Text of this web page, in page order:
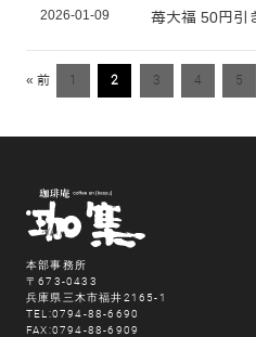
2026-01-09 苺大福 50円引
« 前 1 2 3 4 5
本部事務所
〒673-0433
兵庫県三木市福井2165-1
TEL:0794-88-6690
FAX:0794-88-6909